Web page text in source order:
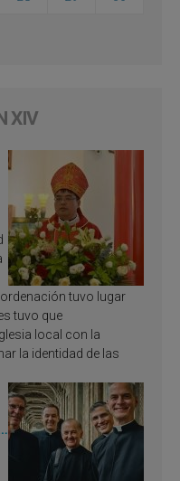
XIV
ordenación tuvo lugar
tuvo que
local con la
la identidad de las